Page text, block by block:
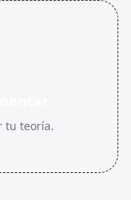
tu teoría.